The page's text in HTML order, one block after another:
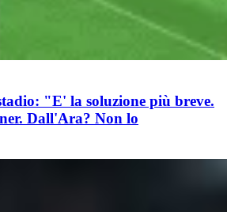
"E' la soluzione più breve.
Dall'Ara? Non lo